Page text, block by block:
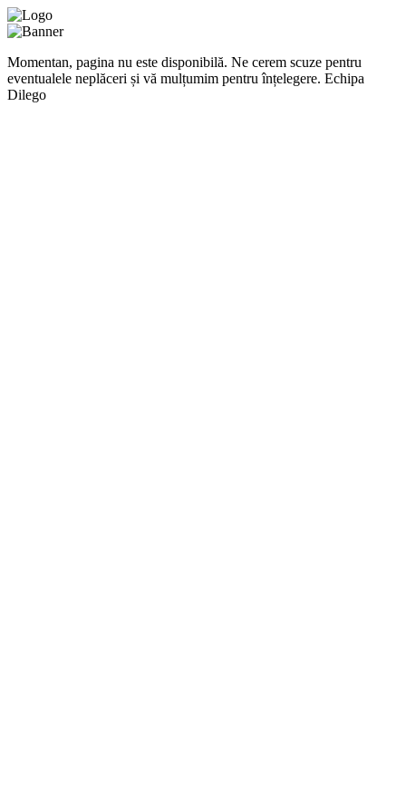
Momentan, pagina nu este disponibilă. Ne cerem scuze pentru
eventualele neplăceri și vă mulțumim pentru înțelegere. Echipa
Dilego